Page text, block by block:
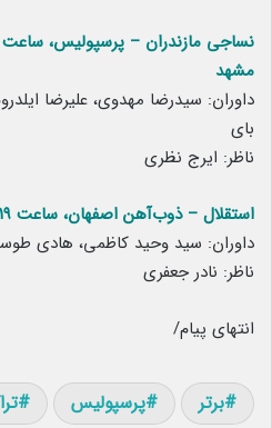
مشهد
داوران: سیدرضا مهدوی، علیرضا
بای
ناظر: ایرج نظری
استقلال – ذوب‌آهن اصفهان، ساعت ۱۹، ورزشگاه آزادی
داوران: سید وحید کاظمی، هادی
ناظر: نادر جعفری
انتهای پیام/
برتر پرسپولیس